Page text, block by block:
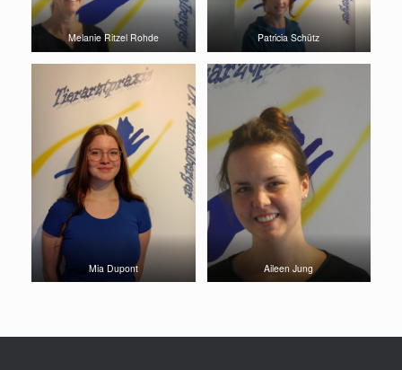
Melanie Ritzel Rohde Patricia Schütz
Mia Dupont Aileen Jung